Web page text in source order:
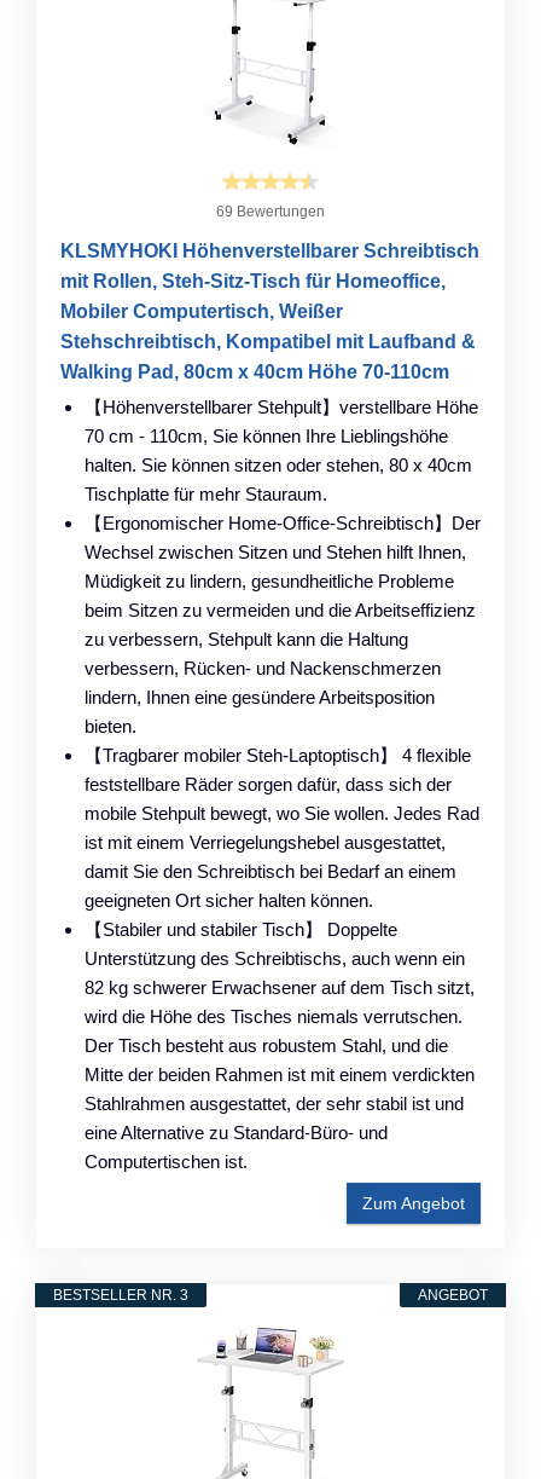
69 Bewertungen
KLSMYHOKI Höhenverstellbarer Schreibtisch
mit Rollen, Steh-Sitz-Tisch für Homeoffice,
Mobiler Computertisch, Weißer
Stehschreibtisch, Kompatibel mit Laufband &
Walking Pad, 80cm x 40cm Höhe 70-110cm
【Höhenverstellbarer Stehpult】verstellbare Höhe
70 cm - 110cm, Sie können Ihre Lieblingshöhe
halten. Sie können sitzen oder stehen, 80 x 40cm
Tischplatte für mehr Stauraum.
【Ergonomischer Home-Office-Schreibtisch】Der
Wechsel zwischen Sitzen und Stehen hilft Ihnen,
Müdigkeit zu lindern, gesundheitliche Probleme
beim Sitzen zu vermeiden und die Arbeitseffizienz
zu verbessern, Stehpult kann die Haltung
verbessern, Rücken- und Nackenschmerzen
lindern, Ihnen eine gesündere Arbeitsposition
bieten.
【Tragbarer mobiler Steh-Laptoptisch】 4 flexible
feststellbare Räder sorgen dafür, dass sich der
mobile Stehpult bewegt, wo Sie wollen. Jedes Rad
ist mit einem Verriegelungshebel ausgestattet,
damit Sie den Schreibtisch bei Bedarf an einem
geeigneten Ort sicher halten können.
【Stabiler und stabiler Tisch】 Doppelte
Unterstützung des Schreibtischs, auch wenn ein
82 kg schwerer Erwachsener auf dem Tisch sitzt,
wird die Höhe des Tisches niemals verrutschen.
Der Tisch besteht aus robustem Stahl, und die
Mitte der beiden Rahmen ist mit einem verdickten
Stahlrahmen ausgestattet, der sehr stabil ist und
eine Alternative zu Standard-Büro- und
Computertischen ist.
Zum Angebot
ANGEBOT
BESTSELLER NR. 3